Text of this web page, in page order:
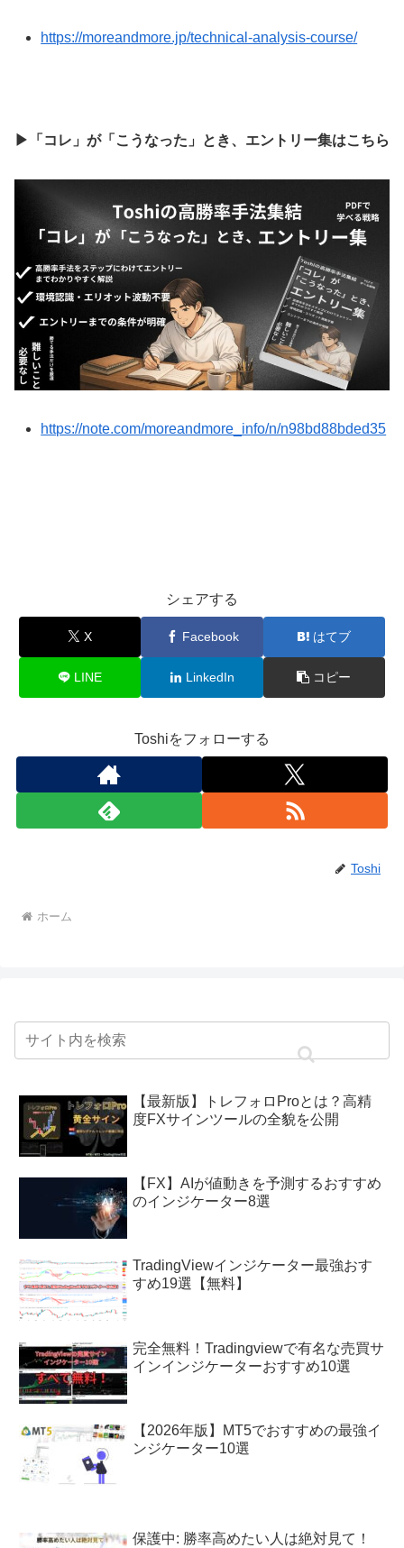
https://moreandmore.jp/technical-analysis-course/
▶「コレ」が「こうなった」とき、エントリー集はこちら
https://note.com/moreandmore_info/n/n98bd88bded35
シェアする
X Facebook はてブ
LINE LinkedIn コピー
Toshiをフォローする
Toshi
ホーム
【最新版】トレフォロProとは？高精
度FXサインツールの全貌を公開
【FX】AIが値動きを予測するおすすめ
のインジケーター8選
TradingViewインジケーター最強おす
すめ19選【無料】
完全無料！Tradingviewで有名な売買サ
インインジケーターおすすめ10選
【2026年版】MT5でおすすめの最強イ
ンジケーター10選
保護中: 勝率高めたい人は絶対見て！